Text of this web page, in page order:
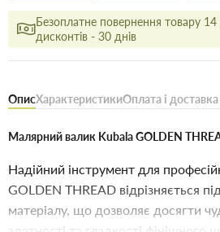
Безоплатне повернення товару 14
дисконтів - 30 днів
ОписХарактеристикиОплата і доставка
Малярний валик Kubala GOLDEN
Надійний інструмент для
GOLDEN THREAD відрізняється
матеріалу, що дозволяє досягти